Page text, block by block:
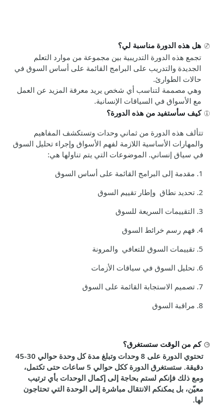
هل هذه الدورة مناسبة لي؟
تجمع هذه الدورة التدريبية بين مجموعة من موارد التعلم
الجديدة والتدريب على البرامج القائمة على أساس السوق في
حالات الطوارئ.
وهي مصممة لتناسب أي شخص يريد معرفة المزيد عن العمل
مع الأسواق في السياقات الإنسانية.
كيف سأستفيد من هذه الدورة؟
تتألف هذه الدورة من ثماني وحدات وتستكشف المفاهيم
والمهارات الأساسية اللازمة لفهم الأسواق وإجراء تحليل السوق
في سياق إنساني. الموضوعات التي يتم تناولها هي:
1. مقدمة إلى البرامج القائمة على أساس السوق
2. تحديد نطاق وإطار تقييم السوق
3. التقييمات السريعة للسوق
4. فهم رسم خرائط السوق
5. تقييمات السوق للتعافي والمرونة
6. تحليل السوق في سياقات الأزمات
7. تصميم الاستجابة القائمة على السوق
8. مراقبة السوق
كم من الوقت ستستغرق؟
تحتوي الدورة على 8 وحدات وتبلغ مدة كل وحدة حوالي 30-45
دقيقة. ستستغرق الدورة ككل حوالي 5 ساعات حتى تكتمل،
ومع ذلك فإنكم لستم بحاجة إلى إكمال الوحدات بأي ترتيب
معيّن، بل يمكنكم الانتقال مباشرة إلى الوحدة التي تحتاجون
لها.